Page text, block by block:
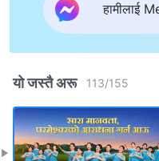
हामीलाई
यो जस्तै अरू 113/155